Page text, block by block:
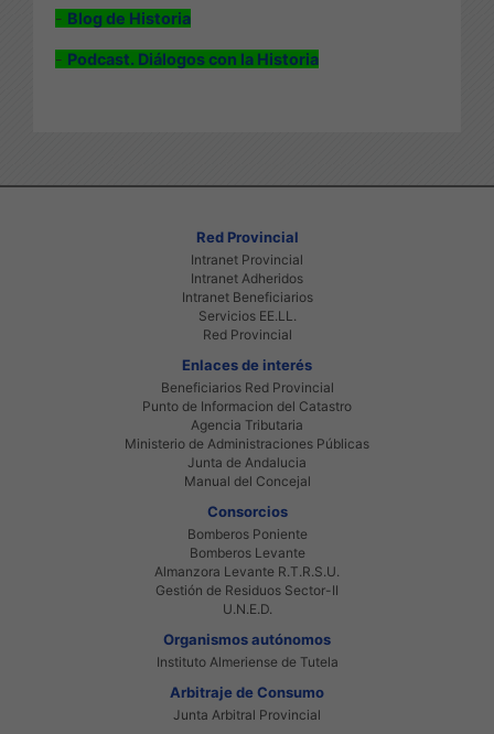
- Blog de Historia
- Podcast. Diálogos con la Historia
Red Provincial
Intranet Provincial
Intranet Adheridos
Intranet Beneficiarios
Servicios EE.LL.
Red Provincial
Enlaces de interés
Beneficiarios Red Provincial
Punto de Informacion del Catastro
Agencia Tributaria
Ministerio de Administraciones Públicas
Junta de Andalucia
Manual del Concejal
Consorcios
Bomberos Poniente
Bomberos Levante
Almanzora Levante R.T.R.S.U.
Gestión de Residuos Sector-II
U.N.E.D.
Organismos autónomos
Instituto Almeriense de Tutela
Arbitraje de Consumo
Junta Arbitral Provincial